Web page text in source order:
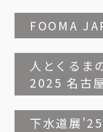
FOOMA
人とくるま
2025 名古
下水道展